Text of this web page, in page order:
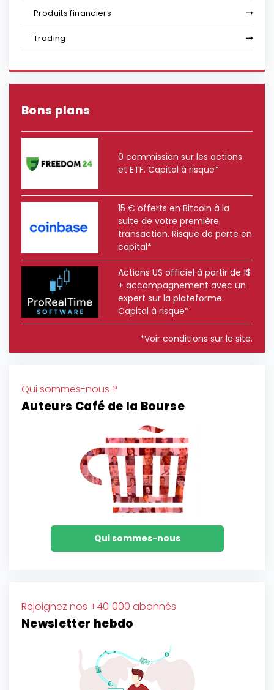
Produits financiers
Trading
Bons plans
0 commission sur les actions
et ETF. Capital à risque*
15 € offerts en Bitcoin à la
suite de votre première
transaction. Risque de perte en
capital*
Actions US officiel à partir de 1$
+ accompagnement avec un
expert sur la plateforme.
Capital à risque*
*Voir conditions sur le site.
Qui sommes-nous ?
Auteurs Café de la Bourse
Qui sommes-nous
Rejoignez nos +40 000 abonnés
Newsletter hebdo